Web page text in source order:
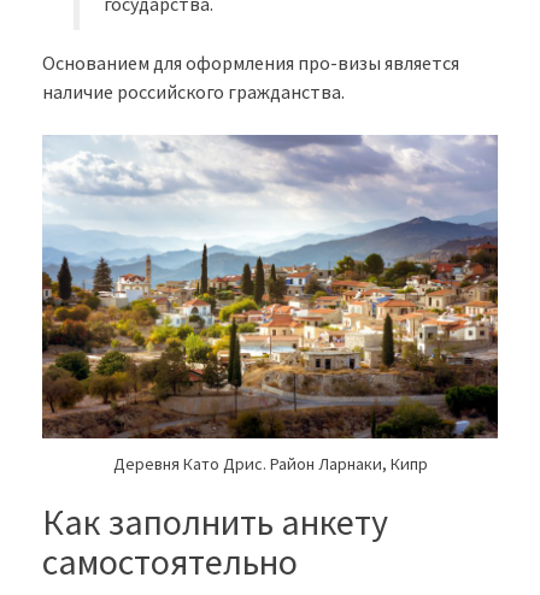
Основанием для оформления про-визы является
наличие российского гражданства.
Деревня Като Дрис. Район Ларнаки, Кипр
Как заполнить анкету
самостоятельно